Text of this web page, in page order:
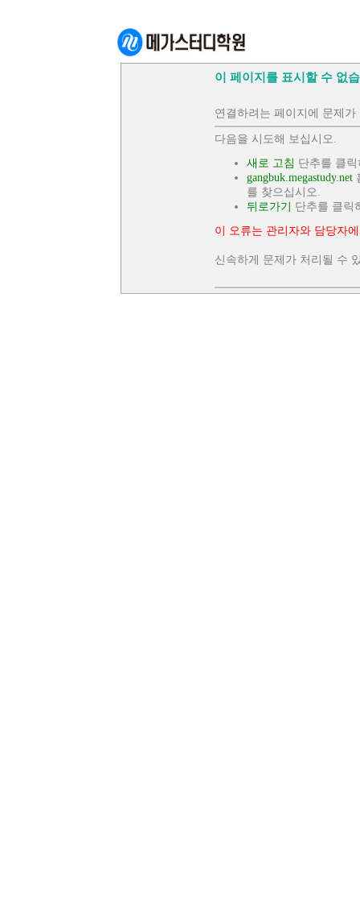
이 페이지를 표시할 수 없
연결하려는 페이지에 문제
다음을 시도해 보십시오.
새로 고침 단추를 클
gangbuk.megastudy.net
를 찾으십시오.
뒤로가기
단추를 클릭
이 오류는 관리자와 담당자
신속하게 문제가 처리될 수